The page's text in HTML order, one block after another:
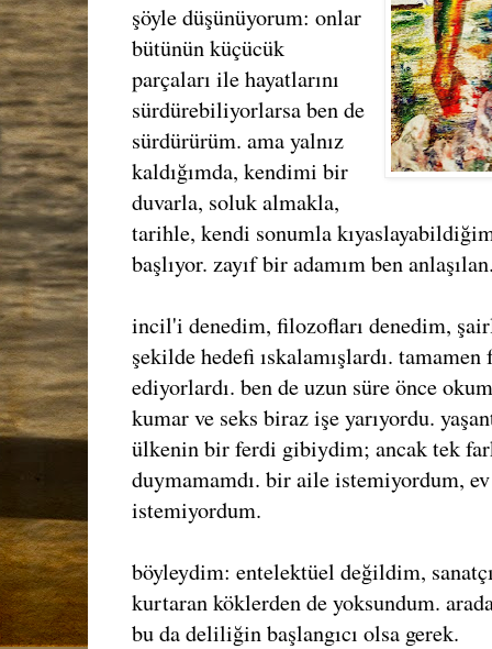
şöyle düşünüyorum: onlar
bütünün küçücük
parçaları ile hayatlarını
sürdürebiliyorlarsa ben de
sürdürürüm. ama yalnız
kaldığımda, kendimi bir
duvarla, soluk almakla,
tarihle, kendi sonumla
başlıyor. zayıf bir adamım ben
incil'i denedim, filozofları denedim,
şekilde hedefi ıskalamışlardı. tamamen
ediyorlardı. ben de uzun süre önce
kumar ve seks biraz işe yarıyordu.
ülkenin bir ferdi gibiydim; ancak tek
duymamamdı. bir aile istemiyordum,
istemiyordum.
böyleydim: entelektüel değildim,
kurtaran köklerden de yoksundum.
bu da deliliğin başlangıcı olsa gerek.